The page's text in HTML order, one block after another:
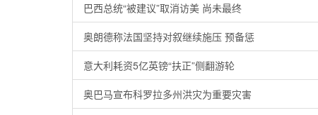
巴西总统“被建议”取消访美 尚未最终
奥朗德称法国坚持对叙继续施压 预备惩
意大利耗资5亿英镑“扶正”侧翻游轮
奥巴马宣布科罗拉多州洪灾为重要灾害